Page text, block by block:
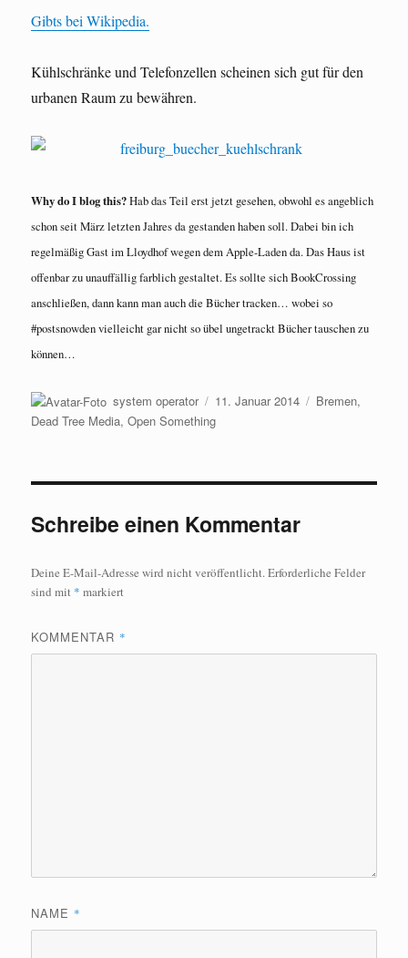
Gibts bei Wikipedia.
Kühlschränke und Telefonzellen scheinen sich gut für den
urbanen Raum zu bewähren.
Why do I blog this?Hab das Teil erst jetzt gesehen, obwohl es angeblich
schon seit März letzten Jahres da gestanden haben soll. Dabei bin ich
regelmäßig Gast im Lloydhof wegen dem Apple-Laden da. Das Haus ist
offenbar zu unauffällig farblich gestaltet. Es sollte sich BookCrossing
anschließen, dann kann man auch die Bücher tracken… wobei so
#postsnowden vielleicht gar nicht so übel ungetrackt Bücher tauschen zu
können…
Autor
system operator
Veröffentlicht
am
11. Januar 2014 Kategorien
Bremen,
Dead Tree Media,Open Something
Schreibe einen Kommentar
Deine E-Mail-Adresse wird nicht veröffentlicht.Erforderliche Felder
sind mit * markiert
KOMMENTAR *
NAME *